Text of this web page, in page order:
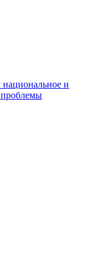
национальное и